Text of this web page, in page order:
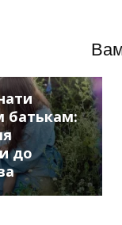
батькам:
до